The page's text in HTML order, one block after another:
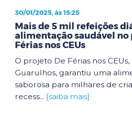
30/01/2025, às 15:25
Mais de 5 mil refeições
alimentação saudável no
Férias nos CEUs
O projeto De Férias nos
Guarulhos, garantiu uma
saborosa para milhares de
recess... [saiba mais]